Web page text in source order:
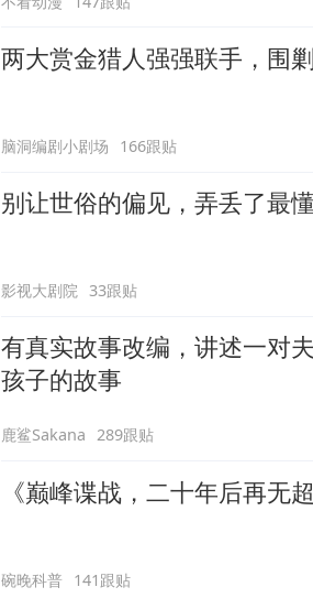
两大赏金猎人强强联手，围
脑洞编剧小剧场 166跟贴
别让世俗的偏见，弄丢了最
影视大剧院 33跟贴
有真实故事改编，讲述一对
孩子的故事
鹿鲨Sakana 289跟贴
《巅峰谍战，二十年后再无
碗晚科普 141跟贴